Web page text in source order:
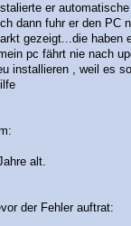
er
dann fuhr er den PC
gezeigt...die haben
pc fährt nie nach
installieren , weil es
alt.
der Fehler auftrat: